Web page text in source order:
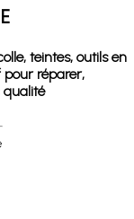
teintes, outils en
pour réparer,
qualité